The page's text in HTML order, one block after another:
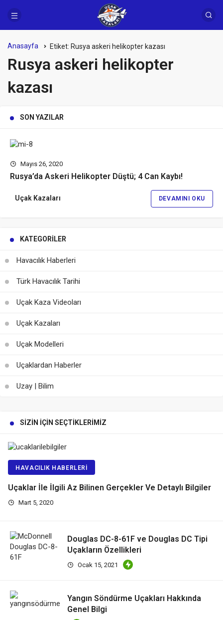
Anasayfa Etiket: Rusya askeri helikopter kazası
Rusya askeri helikopter
kazası
SON YAZILAR
Mayıs 26, 2020
Rusya’da Askeri Helikopter Düştü; 4 Can Kaybı!
Uçak Kazaları DEVAMINI OKU
KATEGORILER
Havacılık Haberleri
Türk Havacılık Tarihi
Uçak Kaza Videoları
Uçak Kazaları
Uçak Modelleri
Uçaklardan Haberler
Uzay | Bilim
SIZIN İÇIN SEÇTIKLERIMIZ
HAVACILIK HABERLERI
Uçaklar İle İlgili Az Bilinen Gerçekler Ve Detaylı Bilgiler
Mart 5, 2020
Douglas DC-8-61F ve Douglas DC Tipi
Uçakların Özellikleri
Ocak 15, 2021
Yangın Söndürme Uçakları Hakkında
Genel Bilgi